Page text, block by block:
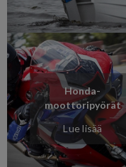
Honda-
moottoripyörät
Lue lisää